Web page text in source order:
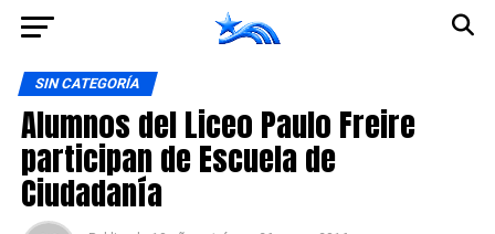
SIN CATEGORÍA
Alumnos del Liceo Paulo Freire
participan de Escuela de
Ciudadanía
Ir a la versión móvil